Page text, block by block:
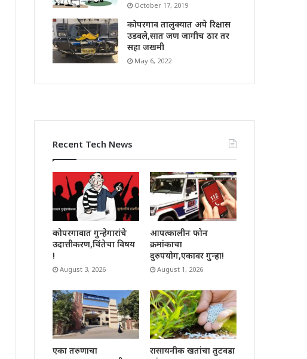
October 17, 2019
कोपरगाव तालुक्यात अपे रिक्षास
उडवले,सात जण जागीच ठार तर
सहा जखमी
May 6, 2022
Recent Tech News
कोपरगावात गुन्हेगारांचे
उदात्तीकरण,चिंतेचा विषय
!
August 3, 2026
आपत्कालीन फोन
क्रमांकाचा
दुरुपयोग,एकावर गुन्हा!
August 1, 2026
एका तरुणाचा
रासायनीक खतांचा तुटवडा